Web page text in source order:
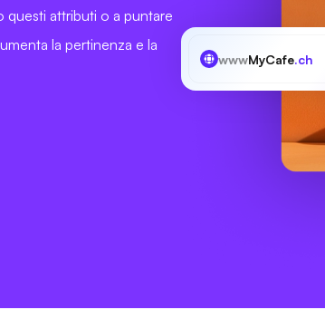
questi attributi o a puntare
la pertinenza e la
wwwMyCafe.ch